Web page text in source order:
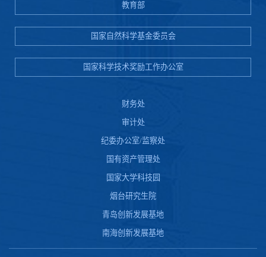
教育部
国家自然科学基金委员会
国家科学技术奖励工作办公室
财务处
审计处
纪委办公室/监察处
国有资产管理处
国家大学科技园
烟台研究生院
青岛创新发展基地
南海创新发展基地